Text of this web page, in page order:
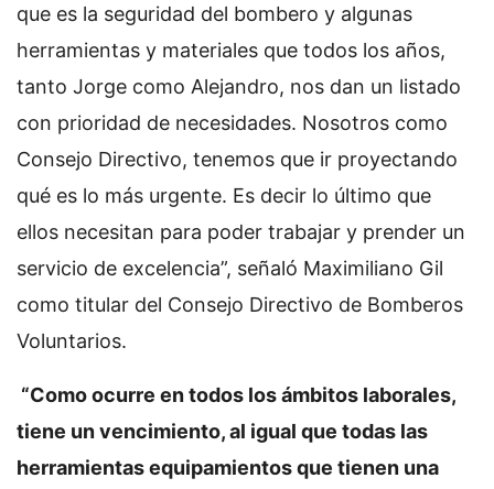
que es la seguridad del bombero y algunas
herramientas y materiales que todos los años,
tanto Jorge como Alejandro, nos dan un listado
con prioridad de necesidades. Nosotros como
Consejo Directivo, tenemos que ir proyectando
qué es lo más urgente. Es decir lo último que
ellos necesitan para poder trabajar y prender un
servicio de excelencia”, señaló Maximiliano Gil
como titular del Consejo Directivo de Bomberos
Voluntarios.
“Como ocurre en todos los ámbitos laborales,
tiene un vencimiento, al igual que todas las
herramientas equipamientos que tienen una